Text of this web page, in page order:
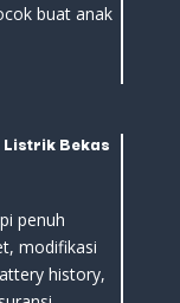
buat anak
Bekas
penuh
modifikasi
history,